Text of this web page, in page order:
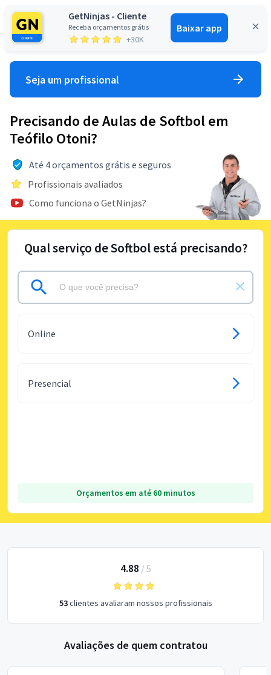
GetNinjas - Cliente
Receba orçamentos grátis
+30K
Baixar app
Entrar
Seja um profissional
Precisando de Aulas de Softbol em
Teófilo Otoni?
Até 4 orçamentos grátis e seguros
Profissionais avaliados
Como funciona o GetNinjas?
Qual serviço de Softbol está precisando?
Online
Presencial
Orçamentos em até 60 minutos
4.88 / 5
53clientes avaliaram nossos profissionais
Avaliações de quem contratou